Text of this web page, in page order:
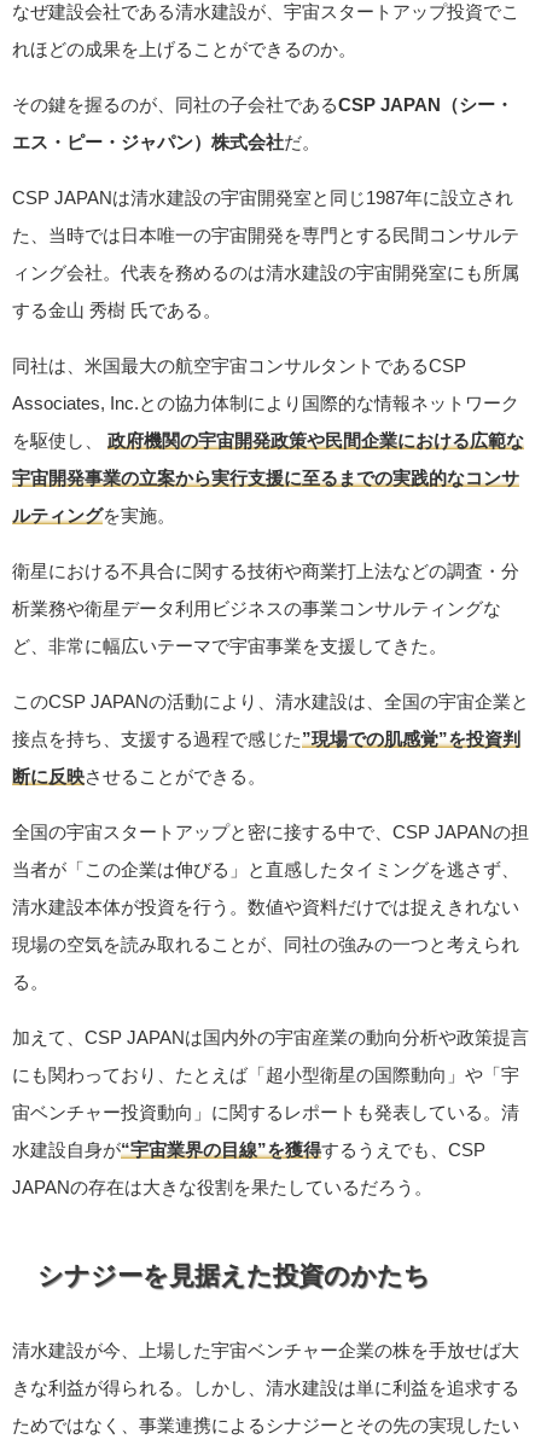
なぜ建設会社である清水建設が、宇宙スタートアップ投資でこ
れほどの成果を上げることができるのか。
その鍵を握るのが、同社の子会社であるCSP JAPAN（シー・
エス・ピー・ジャパン）株式会社だ。
CSP JAPANは清水建設の宇宙開発室と同じ1987年に設立され
た、当時では日本唯一の宇宙開発を専門とする民間コンサルテ
ィング会社。代表を務めるのは清水建設の宇宙開発室にも所属
する金山 秀樹 氏である。
同社は、米国最大の航空宇宙コンサルタントであるCSP
Associates, Inc.との協力体制により国際的な情報ネットワーク
を駆使し、 政府機関の宇宙開発政策や民間企業における広範な
宇宙開発事業の立案から実行支援に至るまでの実践的なコンサ
ルティングを実施。
衛星における不具合に関する技術や商業打上法などの調査・分
析業務や衛星データ利用ビジネスの事業コンサルティングな
ど、非常に幅広いテーマで宇宙事業を支援してきた。
このCSP JAPANの活動により、清水建設は、全国の宇宙企業と
接点を持ち、支援する過程で感じた ”現場での肌感覚”を投資判
断に反映させることができる。
全国の宇宙スタートアップと密に接する中で、CSP JAPANの担
当者が「この企業は伸びる」と直感したタイミングを逃さず、
清水建設本体が投資を行う。数値や資料だけでは捉えきれない
現場の空気を読み取れることが、同社の強みの一つと考えられ
る。
加えて、CSP JAPANは国内外の宇宙産業の動向分析や政策提言
にも関わっており、たとえば「超小型衛星の国際動向」や「宇
宙ベンチャー投資動向」に関するレポートも発表している。清
水建設自身が“宇宙業界の目線”を獲得するうえでも、CSP
JAPANの存在は大きな役割を果たしているだろう。
シナジーを見据えた投資のかたち
清水建設が今、上場した宇宙ベンチャー企業の株を手放せば大
きな利益が得られる。しかし、清水建設は単に利益を追求する
ためではなく、事業連携によるシナジーとその先の実現したい